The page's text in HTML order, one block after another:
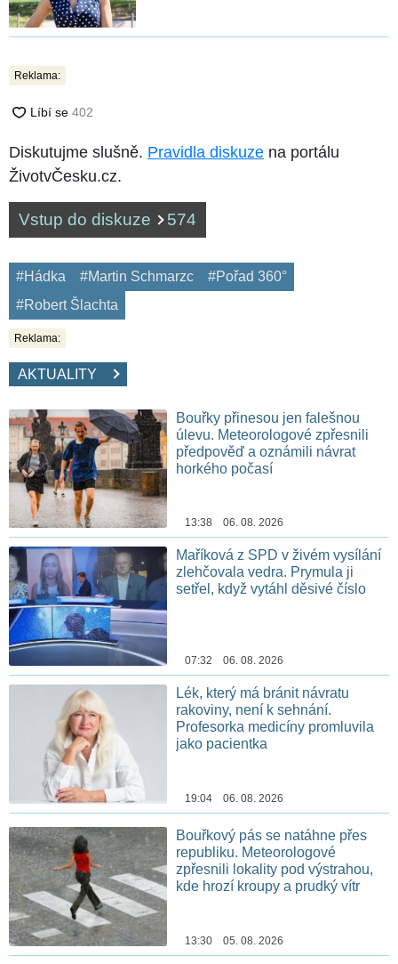
Reklama:
Diskutujme slušně. Pravidla diskuze na portálu
ŽivotvČesku.cz.
Vstup do diskuze 574
#Hádka #Martin Schmarzc
#Pořad 360°
#Robert Šlachta
Reklama:
AKTUALITY
Bouřky přinesou jen falešnou
úlevu. Meteorologové zpřesnili
předpověď a oznámili návrat
horkého počasí
13:38 06. 08. 2026
Maříková z SPD v živém vysílání
zlehčovala vedra. Prymula ji
setřel, když vytáhl děsivé číslo
07:32 06. 08. 2026
Lék, který má bránit návratu
rakoviny, není k sehnání.
Profesorka medicíny promluvila
jako pacientka
19:04 06. 08. 2026
Bouřkový pás se natáhne přes
republiku. Meteorologové
zpřesnili lokality pod výstrahou,
kde hrozí kroupy a prudký vítr
13:30 05. 08. 2026